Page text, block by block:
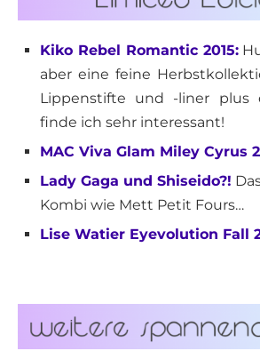
Kiko Rebel Romantic 2015:
aber eine feine
Lippenstifte und -liner plus
finde ich sehr interessant!
MAC Viva Glam Miley Cyrus 2
Lady Gaga und Shiseido?!
Kombi wie Mett Petit Fours…
Lise Watier Eyevolution Fall